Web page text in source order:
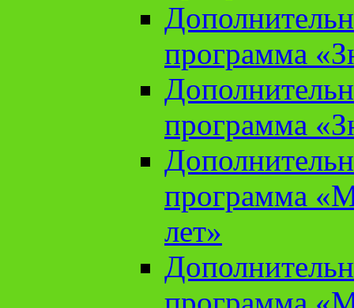
программа
программа
программа
лет»